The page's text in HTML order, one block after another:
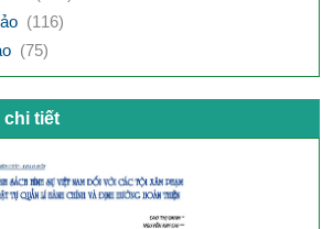
(116)
(75)
chi tiết